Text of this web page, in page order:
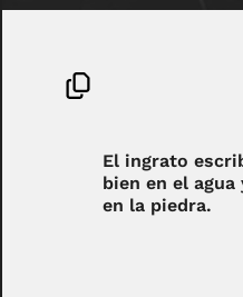
El ingrato
bien en el agua
en la piedra.